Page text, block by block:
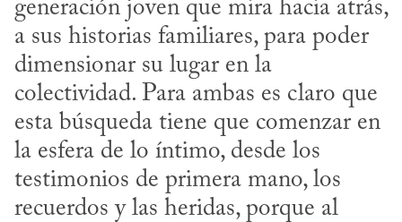
generación joven que mira hacia atrás,
a sus historias familiares, para poder
dimensionar su lugar en la
colectividad. Para ambas es claro que
esta búsqueda tiene que comenzar en
la esfera de lo íntimo, desde los
testimonios de primera mano, los
recuerdos y las heridas, porque al